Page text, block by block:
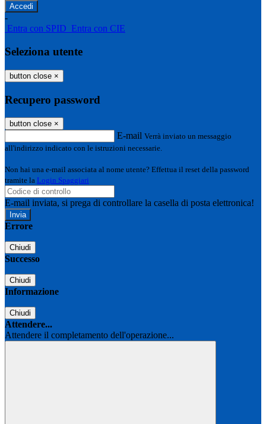
-
Entra con SPID Entra con CIE
Seleziona utente
button close ×
Recupero password
button close ×
E-mail Verrà inviato un messaggio
all'indirizzo indicato con le istruzioni necessarie.
Non hai una e-mail associata al nome utente? Effettua il reset della password
tramite la Login Spaggiari
E-mail inviata, si prega di controllare la casella di posta elettronica!
Errore
Chiudi
Successo
Chiudi
Informazione
Chiudi
Attendere...
Attendere il completamento dell'operazione...